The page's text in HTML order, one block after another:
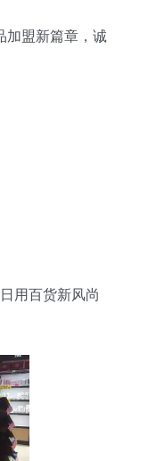
加盟新篇章，诚
用百货新风尚